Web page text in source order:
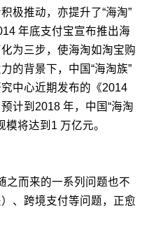
极推动，亦提升了“海淘”
年底支付宝宣布推出海
为三步，使海淘如淘宝购
的背景下，中国“海淘族”
中心近期发布的《2014
计到2018 年，中国“海淘
模将达到1 万亿元。
之而来的一系列问题也不
、跨境支付等问题，正愈